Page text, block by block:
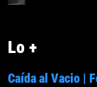
Lo +
Caída al Vacio |